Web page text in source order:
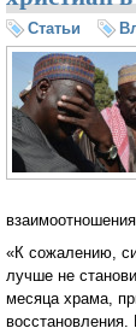
Статьи
«К сожалению,
лучше не
месяца храма,